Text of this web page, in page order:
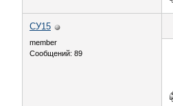
СУ15
member
Сообщений: 89